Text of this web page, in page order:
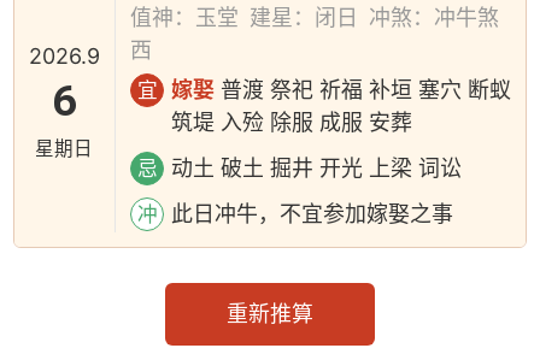
2026.9
6
星期日
值神：玉堂 建星：闭日
冲煞：冲牛煞
西
宜 嫁娶 普渡 祭祀 祈福 补垣 塞穴 断蚁
筑堤 入殓 除服 成服 安葬
忌 动土 破土 掘井 开光 上梁 词讼
冲 此日冲牛，不宜参加嫁娶之事
重新推算